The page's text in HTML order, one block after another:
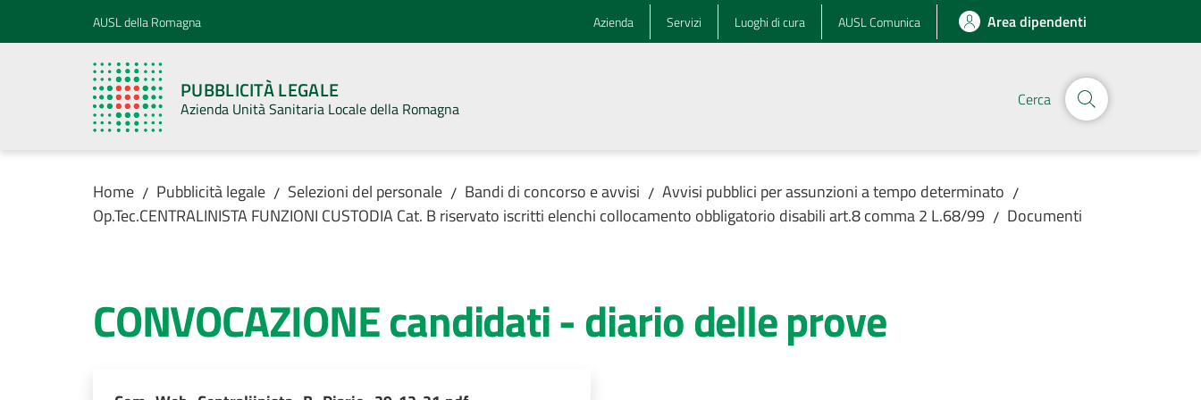
Vai al contenuto
Vai alla navigazioneAUSL della Romagna Azienda Servizi Luoghi di cura AUSL Comunica Area dipendenti
PUBBLICITÀ LEGALE
Azienda Unità Sanitaria Locale della Romagna Cerca
Home / Pubblicità legale / Selezioni del personale / Bandi di concorso e avvisi / Avvisi pubblici per assunzioni a tempo determinato /
Op.Tec.CENTRALINISTA FUNZIONI CUSTODIA Cat. B riservato iscritti elenchi collocamento obbligatorio disabili art.8 comma 2 L.68/99 / Documenti
CONVOCAZIONE candidati - diario delle prove